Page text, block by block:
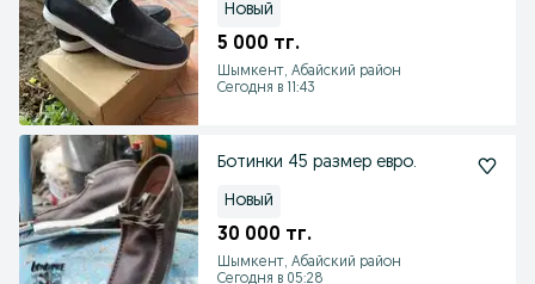
Новый
5 000 тг.
Шымкент, Абайский район
Сегодня в 11:43
Ботинки 45 размер евро.
Новый
30 000 тг.
Шымкент, Абайский район
Сегодня в 05:28